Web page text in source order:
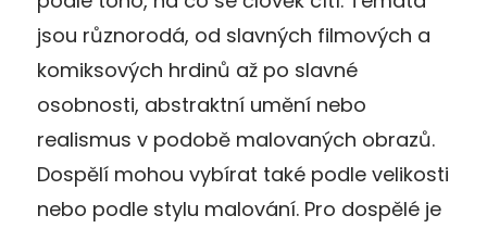
jsou různorodá, od slavných filmových a
komiksových hrdinů až po slavné
osobnosti, abstraktní umění nebo
realismus v podobě malovaných obrazů.
Dospělí mohou vybírat také podle velikosti
nebo podle stylu malování. Pro dospělé je